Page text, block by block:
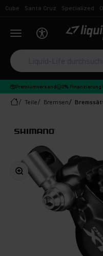
Zum Inhalt springen
Cube Santa Cruz Specialized
Navigationsmenü öffnen
Liquid-Life
Premiumversand 0% Finanzierung
Teile Bremsen
Bild vergrößern